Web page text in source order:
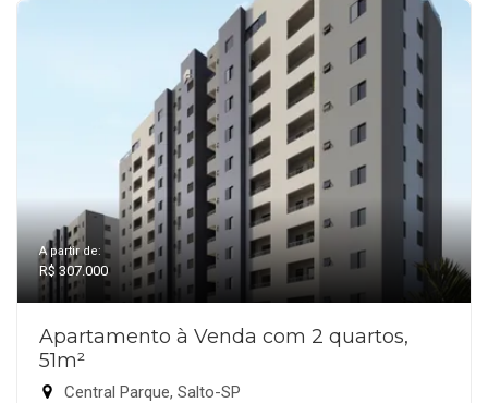
A partir de:
R$ 307.000
Apartamento à Venda com 2 quartos,
51m²
Central Parque, Salto-SP